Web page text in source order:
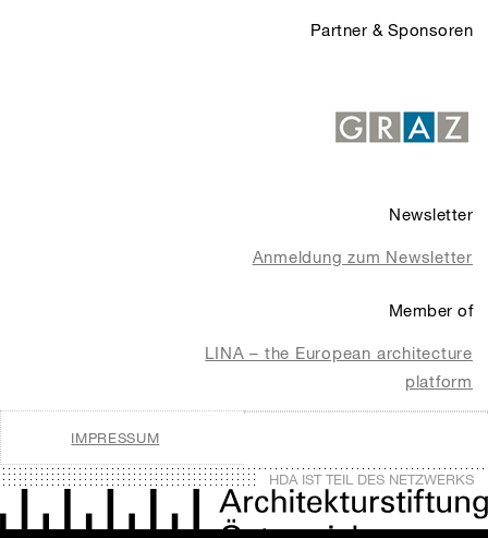
Partner & Sponsoren
Newsletter
Anmeldung zum Newsletter
Member of
LINA – the European architecture
platform
IMPRESSUM
HDA IST TEIL DES NETZWERKS